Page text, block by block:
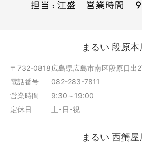
まるい 段原本
〒732-0818広島県広島市南区段原日出
電話番号
082-283-7811
営業時間
9:30～19:00
定休日
土・日・祝
まるい 西蟹屋